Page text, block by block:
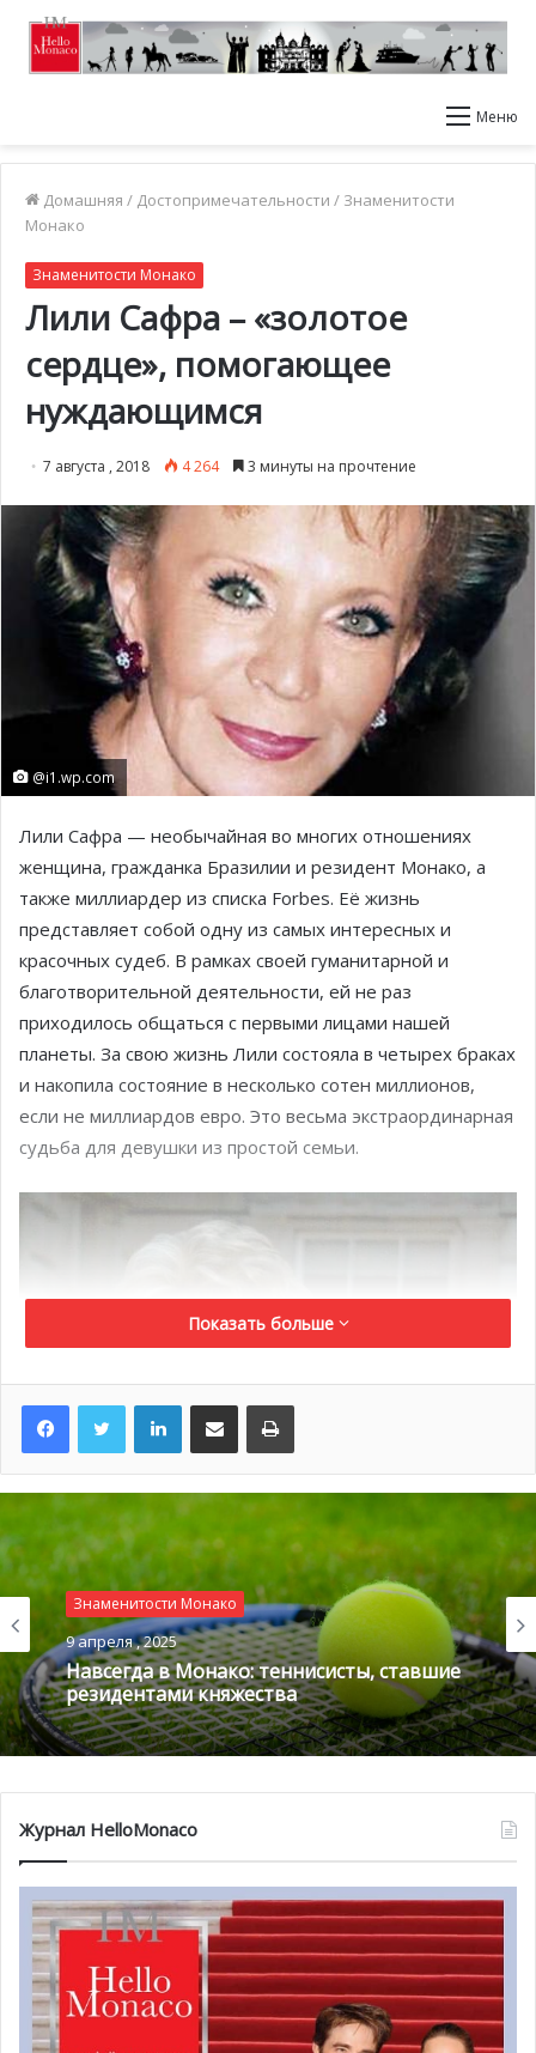
Меню
Домашняя / Достопримечательности / Знаменитости
Монако
Знаменитости Монако
Лили Сафра – «золотое
сердце», помогающее
нуждающимся
7 августа , 2018 4 264 3 минуты на прочтение
@i1.wp.com
Лили Сафра — необычайная во многих отношениях
женщина, гражданка Бразилии и резидент Монако, а
также миллиардер из списка Forbes. Её жизнь
представляет собой одну из самых интересных и
красочных судеб. В рамках своей гуманитарной и
благотворительной деятельности, ей не раз
приходилось общаться с первыми лицами нашей
планеты. За свою жизнь Лили состояла в четырех браках
и накопила состояние в несколько сотен миллионов,
если не миллиардов евро. Это весьма экстраординарная
судьба для девушки из простой семьи.
@alchetron.com
Лили Уоткинс родилась в 1934 году в Порту-Алегри
(Бразилия) и до подросткового возраста воспитывалась
в Рио-де-Жанейро. Её отцом был Вульф Уоткинс,
чешский инженер-механик, переехавший в Южную
Америку, чтобы начать там новую жизнь. Ее матерью
была Аннита Нудельман де Кастро, уругвайка русско-
Монтевидео (Уругвай) сыграли ключевую роль в жизни
Лили. Именно туда она переехала в 17 лет и встретила
там свою первую любовь и мужа, Марио Коэна. Марио
был аргентинцем итальянско-еврейского
происхождения и владельцем процветающего
Показать больше
LinkedInПоделиться по электронной почте Распечатать
Знаменитости Монако
9 апреля , 2025
Навсегда в Монако: теннисисты, ставшие
резидентами княжества
Журнал HelloMonaco